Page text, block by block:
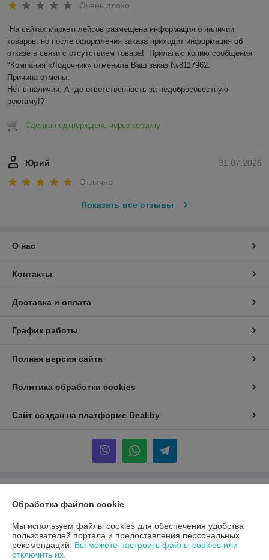
Очень плохо
На сайтах маркетплейсов размещена информация о наличии
товаров, но после оформления заказа приходит информация об
отказе в связи с отсутствием товара!  Прилагаю копию сообщения
"Компания «Лодочник» отменила Ваш заказ №8117962.
Причина отмены:
Нет в наличии. А где ответственность за недобросовестную
рекламу!?
Сделка подтверждена через корзину
31.07.2026
Юрий
Отлично
Показать все отзывы
О нас
Контакты
Доставка и оплата
График работы
Полная версия сайта
Политика обработки cookies
Сайт создан на платформе Deal.by
ул. Сухаревская, ДОМ 16, пом. 16, 220019
Регистрационный номер ЕГР: 192849314
Обработка файлов cookie
Мы используем файлы cookies для обеспечения удобства
пользователей портала и предоставления персональных
рекомендаций. Вы можете настроить файлы cookies или
отключить их.